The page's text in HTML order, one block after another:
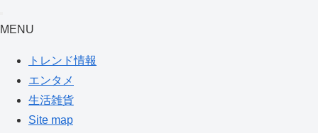
MENU
トレンド情報
エンタメ
生活雑貨
Site map